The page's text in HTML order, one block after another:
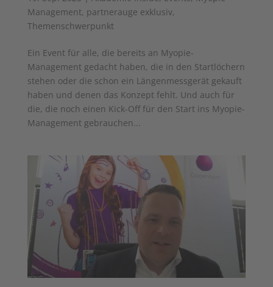
Management, partnerauge exklusiv,
Themenschwerpunkt
Ein Event für alle, die bereits an Myopie-
Management gedacht ­haben, die in den Startlöchern
stehen oder die schon ein Längenmessgerät gekauft
haben und denen das Konzept fehlt. Und auch für
die, die noch einen Kick-Off für den Start ins Myopie-
Management gebrauchen...